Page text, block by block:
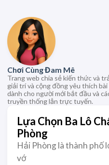
Chơi Cùng Đam Mê
Trang web chia sẻ kiến thức và
giải trí và cộng đồng yêu thích
dành cho người mới bắt đầu và
truyền thống lẫn trực tuyến.
Lựa Chọn Ba Lô
Phòng
Hải Phòng là thành phố
vớ